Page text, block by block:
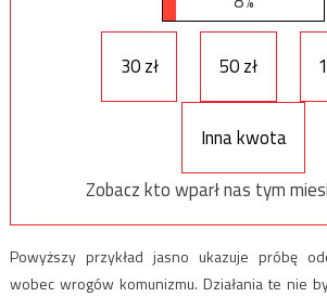
30 zł 50 zł
Inna kwota
Zobacz kto wparł nas tym
Powyższy przykład jasno ukazuje próbę
wobec wrogów komunizmu. Działania te nie